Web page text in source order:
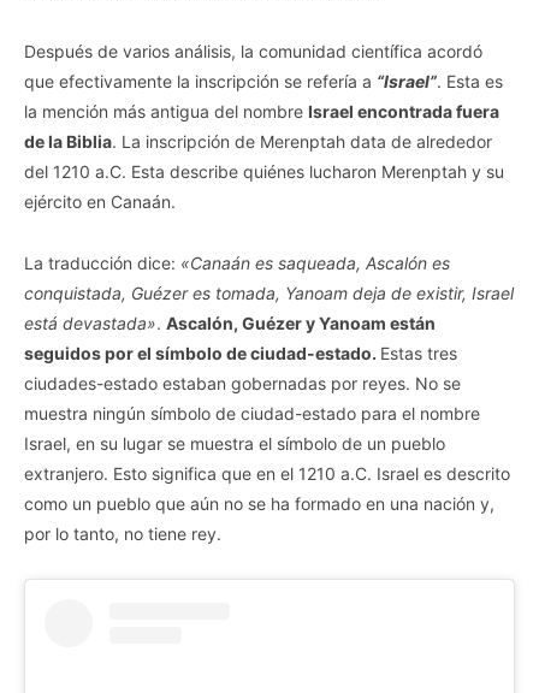
Después de varios análisis, la comunidad científica acordó
que efectivamente la inscripción se refería a “Israel”. Esta es
la mención más antigua del nombre Israel encontrada fuera
de la Biblia. La inscripción de Merenptah data de alrededor
del 1210 a.C. Esta describe quiénes lucharon Merenptah y su
ejército en Canaán.
La traducción dice: «Canaán es saqueada, Ascalón es
conquistada, Guézer es tomada, Yanoam deja de existir, Israel
está devastada». Ascalón, Guézer y Yanoam están
seguidos por el símbolo de ciudad-estado. Estas tres
ciudades-estado estaban gobernadas por reyes. No se
muestra ningún símbolo de ciudad-estado para el nombre
Israel, en su lugar se muestra el símbolo de un pueblo
extranjero. Esto significa que en el 1210 a.C. Israel es descrito
como un pueblo que aún no se ha formado en una nación y,
por lo tanto, no tiene rey.